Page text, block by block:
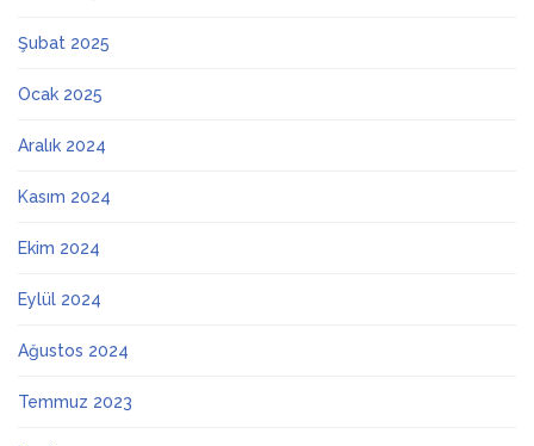
Şubat 2025
Ocak 2025
Aralık 2024
Kasım 2024
Ekim 2024
Eylül 2024
Ağustos 2024
Temmuz 2023